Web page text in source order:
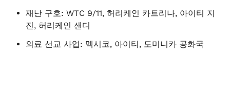
재난 구호: WTC 9/11, 허리케인 카트리나, 아이티 지
진, 허리케인 샌디
의료 선교 사업: 멕시코, 아이티, 도미니카 공화국